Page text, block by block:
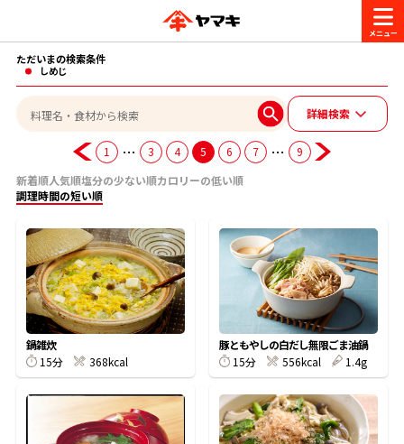
商品情報
ブランド一覧
ヤマキ『めんつゆ』 ヤマキ 割烹白だし
レシピ
おいしいレシピを探す
おいしいレシピトップ
主食レシピ
主菜レシピ
汁物レシピ
かつお節・だしを楽しむ
かつお節・だしを知る
だしの取り方
かつお節の削り方
かつお節・だしをもっと知る
CM・キャンペーン
キャンペーン一覧
企業・採用情報
企業情報
- 百年対話
お問い合わせ
ヤマキお客様相談室
オンラインショップ
ただいまの検索条件
しめじ
詳細検索
1 … 3 4 5 6 7 …
9
新着順人気順塩分の少ない順カロリーの低い順
調理時間の短い順
鍋雑炊
15分
368kcal
豚ともやしの白だし無限ごま油鍋
15分
556kcal 1.4g